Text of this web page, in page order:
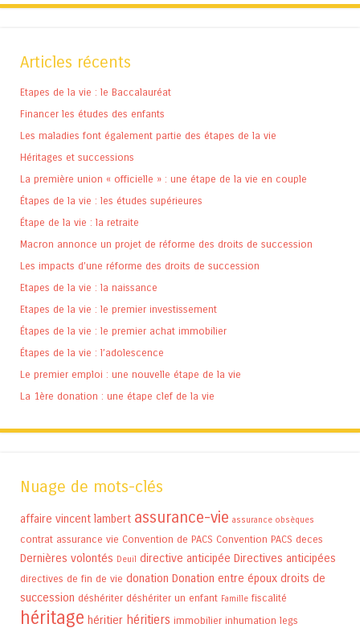
Articles récents
Etapes de la vie : le Baccalauréat
Financer les études des enfants
Les maladies font également partie des étapes de la vie
Héritages et successions
La première union « officielle » : une étape de la vie en couple
Étapes de la vie : les études supérieures
Étape de la vie : la retraite
Macron annonce un projet de réforme des droits de succession
Les impacts d’une réforme des droits de succession
Etapes de la vie : la naissance
Etapes de la vie : le premier investissement
Étapes de la vie : le premier achat immobilier
Étapes de la vie : l’adolescence
Le premier emploi : une nouvelle étape de la vie
La 1ère donation : une étape clef de la vie
Nuage de mots-clés
affaire vincent lambert assurance-vie assurance obsèques
contrat assurance vie Convention de PACS Convention PACS deces
Dernières volontés Deuil directive anticipée Directives anticipées
directives de fin de vie donation Donation entre époux droits de
succession déshériter déshériter un enfant Famille fiscalité
héritage héritier héritiers immobilier inhumation legs